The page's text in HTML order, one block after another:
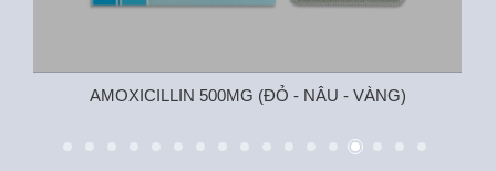
AMOXICILLIN 500MG (ĐỎ - NÂU - VÀNG)